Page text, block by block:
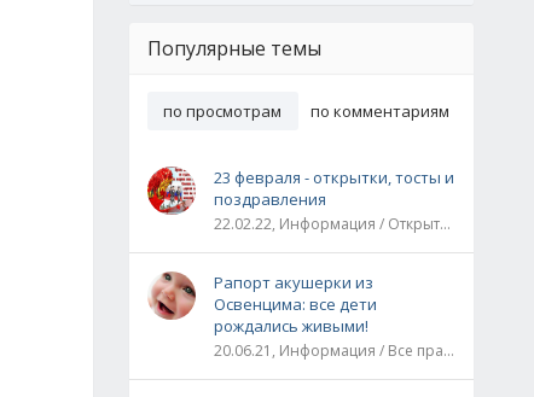
Популярные темы
по просмотрам по комментариям
23 февраля - открытки, тосты и
поздравления
22.02.22, Информация / Открытки / Все праздники
Рапорт акушерки из
Освенцима: все дети
рождались живыми!
20.06.21, Информация / Все праздники / Рассказы и истории